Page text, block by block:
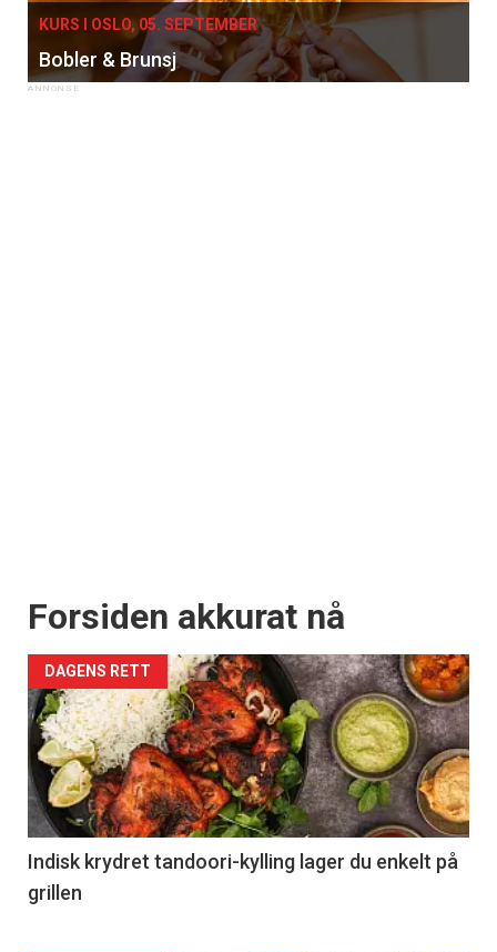
KURS I OSLO, 05. SEPTEMBER
Bobler & Brunsj
Forsiden akkurat nå
DAGENS RETT
Indisk krydret tandoori-kylling lager du enkelt på
grillen